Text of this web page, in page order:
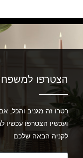
הצטרפו
רטרו זה מגניב והכל,
ועכשיו הצטרפו עכשיו
לקניה הבאה שלכם